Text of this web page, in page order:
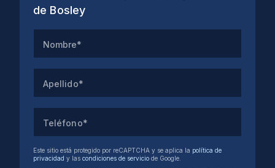
de Bosley
Nombre*
Apellido*
Teléfono*
Este sitio está protegido por reCAPTCHA y se aplica la política de
privacidad y las condiciones de servicio de Google.